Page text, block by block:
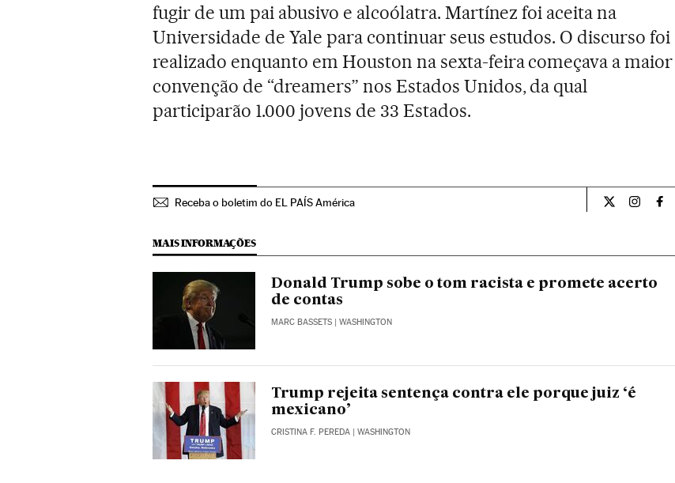
fugir de um pai abusivo e alcoólatra. Martínez foi aceita na
Universidade de Yale para continuar seus estudos. O discurso foi
realizado enquanto em Houston na sexta-feira começava a maior
convenção de “dreamers” nos Estados Unidos, da qual
participarão 1.000 jovens de 33 Estados.
Receba o boletim do EL PAÍS América
MAIS INFORMAÇÕES
Donald Trump sobe o tom racista e promete acerto
de contas
MARC BASSETS | WASHINGTON
Trump rejeita sentença contra ele porque juiz ‘é
mexicano’
CRISTINA F. PEREDA | WASHINGTON